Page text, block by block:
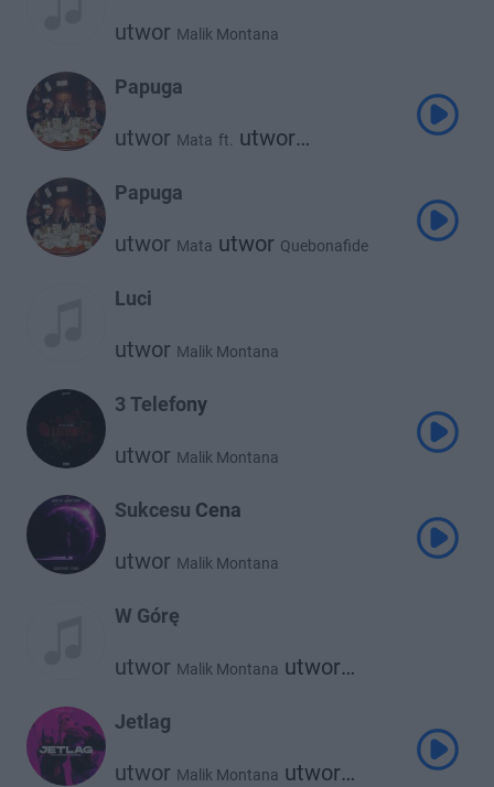
utwor Malik Montana
Papuga
utwor Mata ft. utwor
Papuga
utwor Mata utwor Quebonafide
Luci
utwor Malik Montana
3 Telefony
utwor Malik Montana
Sukcesu Cena
utwor Malik Montana
W Górę
utwor Malik Montana utwor
Jetlag
utwor Malik Montana utwor